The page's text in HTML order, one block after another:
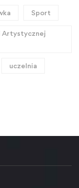
Sport
Artystycznej
uczelnia